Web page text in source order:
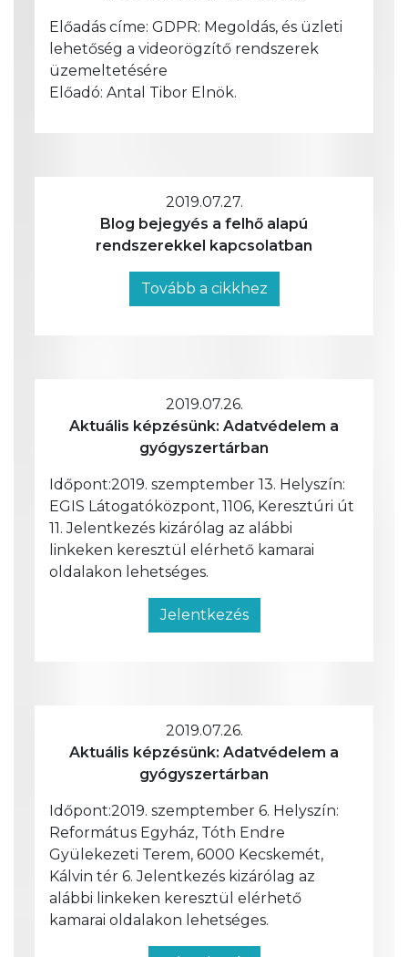
Előadás címe: GDPR: Megoldás, és üzleti
lehetőség a videorögzítő rendszerek
üzemeltetésére
Előadó: Antal Tibor Elnök.
2019.07.27.
Blog bejegyés a felhő alapú
rendszerekkel kapcsolatban
Tovább a cikkhez
2019.07.26.
Aktuális képzésünk: Adatvédelem a
gyógyszertárban
Időpont:2019. szemptember 13. Helyszín:
EGIS Látogatóközpont, 1106, Keresztúri út
11. Jelentkezés kizárólag az alábbi
linkeken keresztül elérhető kamarai
oldalakon lehetséges.
Jelentkezés
2019.07.26.
Aktuális képzésünk: Adatvédelem a
gyógyszertárban
Időpont:2019. szemptember 6. Helyszín:
Református Egyház, Tóth Endre
Gyülekezeti Terem, 6000 Kecskemét,
Kálvin tér 6. Jelentkezés kizárólag az
alábbi linkeken keresztül elérhető
kamarai oldalakon lehetséges.